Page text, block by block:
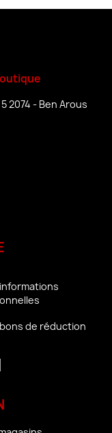
2074 - Ben Arous
de réduction